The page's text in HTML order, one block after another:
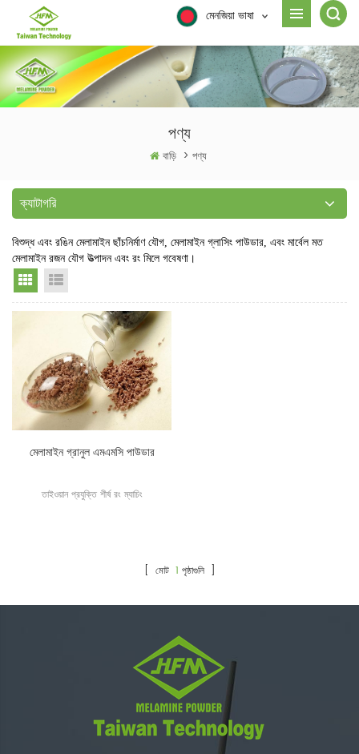
মেনজিয়া ভাষা
পণ্য
বাড়ি > পণ্য
ক্যাটাগরি
বিশুদ্ধ এবং রঙিন মেলামাইন ছাঁচনির্মাণ যৌগ, মেলামাইন গ্লাসিং পাউডার, এবং মার্বেল মত
মেলামাইন রজন যৌগ উত্পাদন এবং রং মিলে গবেষণা।
Grid View
মেলামাইন গ্রানুল এমএমসি পাউডার
তাইওয়ান প্রযুক্তি শীর্ষ রং ম্যাচিং
[ মোট 1 পৃষ্ঠাগুলি ]